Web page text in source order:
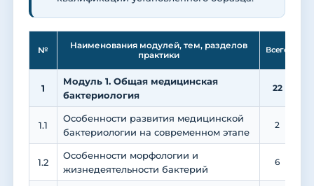
№
Наименования модулей, тем, разделов
практики
Всего
1
Модуль 1. Общая медицинская
бактериология
22
1.1
Особенности развития медицинской
бактериологии на современном этапе
2
1.2
Особенности морфологии и
жизнедеятельности бактерий
6